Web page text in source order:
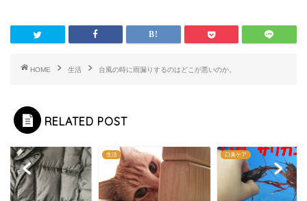
HOME 生活 台風の時に雨漏りするのはどこが悪いのか。
RELATED POST
生活 口臭ケア